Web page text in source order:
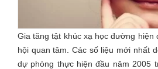
Gia tăng tật khúc xạ học đường hiện
hội quan tâm. Các số liệu mới nhất
dự phòng thực hiện đầu năm 2005